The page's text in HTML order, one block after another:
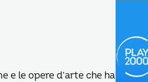
e le opere d’arte che ha